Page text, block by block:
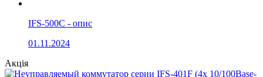
IFS-500C - опис
01.11.2024
Акція